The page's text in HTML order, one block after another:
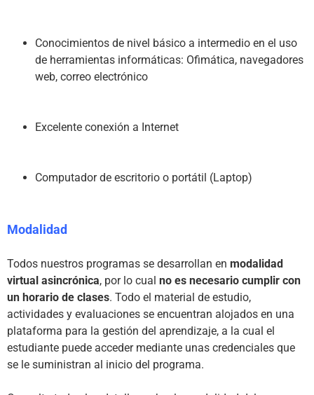
Conocimientos de nivel básico a intermedio en el uso
de herramientas informáticas: Ofimática, navegadores
web, correo electrónico
Excelente conexión a Internet
Computador de escritorio o portátil (Laptop)
Modalidad
Todos nuestros programas se desarrollan en modalidad
virtual asincrónica, por lo cual no es necesario cumplir con
un horario de clases. Todo el material de estudio,
actividades y evaluaciones se encuentran alojados en una
plataforma para la gestión del aprendizaje, a la cual el
estudiante puede acceder mediante unas credenciales que
se le suministran al inicio del programa.